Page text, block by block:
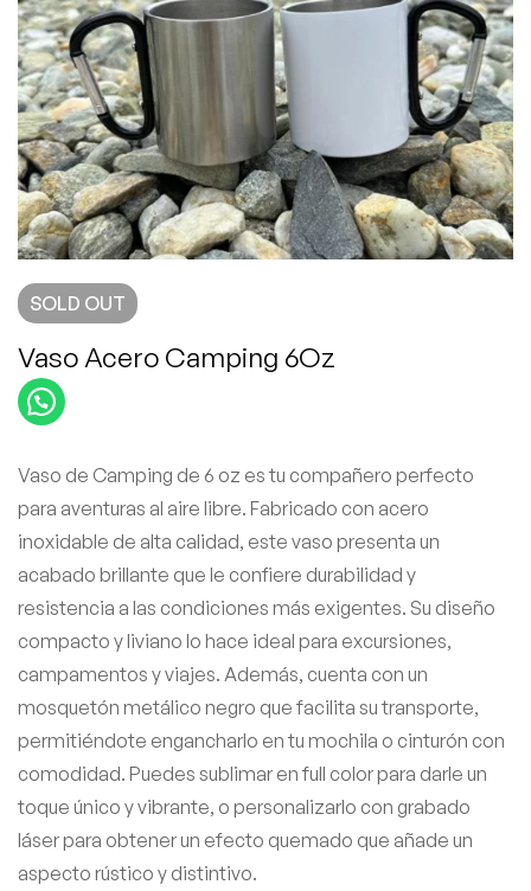
SOLD OUT
Vaso Acero Camping 6Oz
Vaso de Camping de 6 oz es tu compañero perfecto
para aventuras al aire libre. Fabricado con acero
inoxidable de alta calidad, este vaso presenta un
acabado brillante que le confiere durabilidad y
resistencia a las condiciones más exigentes. Su diseño
compacto y liviano lo hace ideal para excursiones,
campamentos y viajes. Además, cuenta con un
mosquetón metálico negro que facilita su transporte,
permitiéndote engancharlo en tu mochila o cinturón con
comodidad. Puedes sublimar en full color para darle un
toque único y vibrante, o personalizarlo con grabado
láser para obtener un efecto quemado que añade un
aspecto rústico y distintivo.